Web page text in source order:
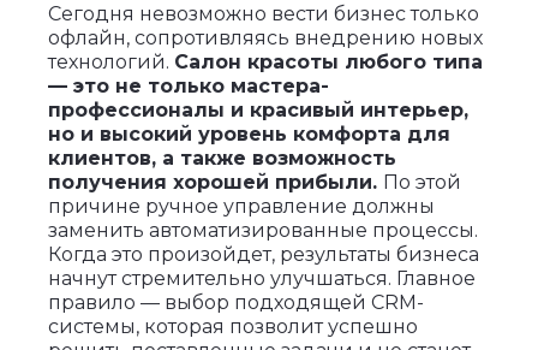
Сегодня невозможно вести бизнес только
офлайн, сопротивляясь внедрению новых
технологий. Салон красоты любого типа
— это не только мастера-
профессионалы и красивый интерьер,
но и высокий уровень комфорта для
клиентов, а также возможность
получения хорошей прибыли. По этой
причине ручное управление должны
заменить автоматизированные процессы.
Когда это произойдет, результаты бизнеса
начнут стремительно улучшаться. Главное
правило — выбор подходящей CRM-
системы, которая позволит успешно